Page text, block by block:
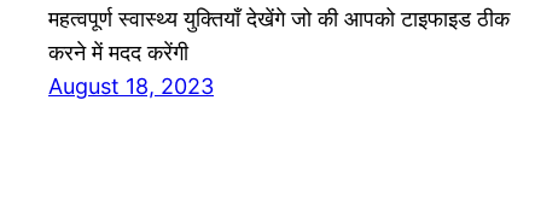
महत्वपूर्ण स्वास्थ्य युक्तियाँ देखेंगे जो की आपको टाइफाइड ठीक
करने में मदद करेंगी
August 18, 2023